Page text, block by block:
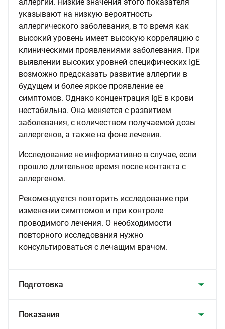
указывают на низкую вероятность
аллергического заболевания, в то время как
высокий уровень имеет высокую корреляцию с
клиническими проявлениями заболевания. При
выявлении высоких уровней специфических IgE
возможно предсказать развитие аллергии в
будущем и более яркое проявление ее
симптомов. Однако концентрация IgE в крови
нестабильна. Она меняется с развитием
заболевания, с количеством получаемой дозы
аллергенов, а также на фоне лечения.
Исследование не информативно в случае, если
прошло длительное время после контакта с
аллергеном.
Рекомендуется повторить исследование при
изменении симптомов и при контроле
проводимого лечения. О необходимости
повторного исследования нужно
консультироваться с лечащим врачом.
Подготовка
Показания